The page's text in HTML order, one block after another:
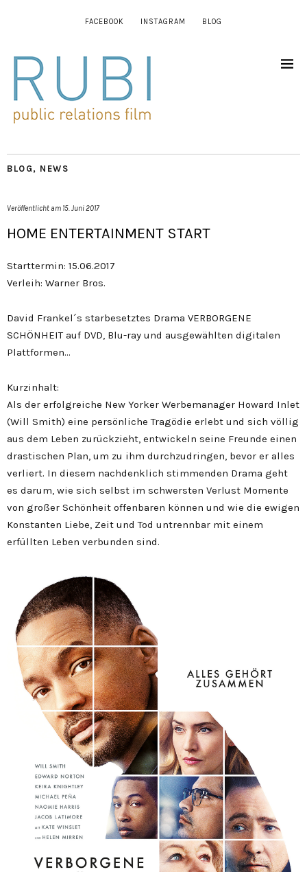
FACEBOOK INSTAGRAM BLOG
BLOG , NEWS
Veröffentlicht am 15. Juni 2017
HOME ENTERTAINMENT START
Starttermin: 15.06.2017
Verleih: Warner Bros.
David Frankel´s starbesetztes Drama VERBORGENE
SCHÖNHEIT auf DVD, Blu-ray und ausgewählten digitalen
Plattformen…
Kurzinhalt:
Als der erfolgreiche New Yorker Werbemanager Howard Inlet
(Will Smith) eine persönliche Tragödie erlebt und sich völlig
aus dem Leben zurückzieht, entwickeln seine Freunde einen
drastischen Plan, um zu ihm durchzudringen, bevor er alles
verliert. In diesem nachdenklich stimmenden Drama geht
es darum, wie sich selbst im schwersten Verlust Momente
von großer Schönheit offenbaren können und wie die ewigen
Konstanten Liebe, Zeit und Tod untrennbar mit einem
erfüllten Leben verbunden sind.